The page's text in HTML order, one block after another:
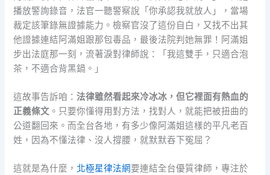
播放警詢錄音，法官一聽警察說「你承認我就放人」，當場
裁定該筆錄無證據能力。檢察官沒了這份自白，又找不出其
他證據連結阿滿姐跟那包毒品，最後法院判她無罪！阿滿姐
步出法庭那一刻，流著淚對律師說：「我這雙手，只適合泡
茶，不適合背黑鍋。」
這故事告訴咱：法律雖然看起來冷冰冰，但它裡面有熱血的
正義條文 。只要你懂得用對方法，找對人，就能把被扭曲的
公道翻回來。而全台各地，有多少像阿滿姐這樣的平凡老百
姓，因為不懂法律、沒人撐腰，就默默吞下冤屈？
這就是為什麼， 北極星律法網要連結全台優質律師，專注於